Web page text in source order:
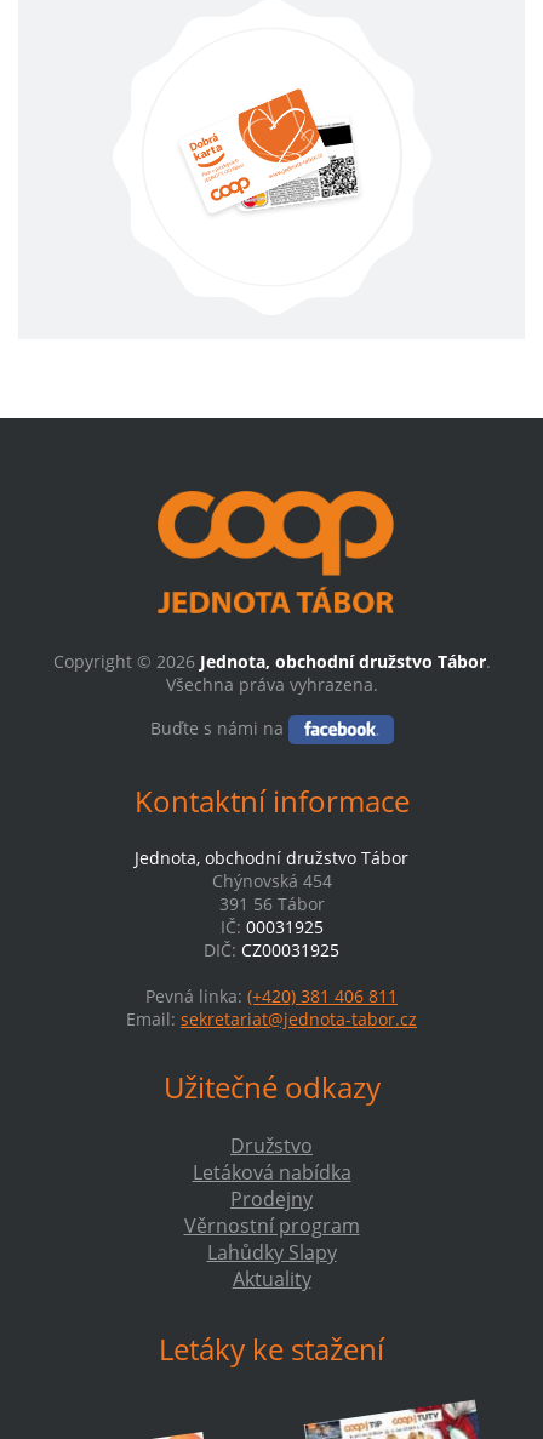
Copyright © 2026 Jednota, obchodní družstvo Tábor.
Všechna práva vyhrazena.
Buďte s námi na
Kontaktní informace
Jednota, obchodní družstvo Tábor
Chýnovská 454
391 56 Tábor
IČ: 00031925
DIČ: CZ00031925
Pevná linka: (+420) 381 406 811
Email: sekretariat@jednota-tabor.cz
Užitečné odkazy
Družstvo
Letáková nabídka
Prodejny
Věrnostní program
Lahůdky Slapy
Aktuality
Letáky ke stažení